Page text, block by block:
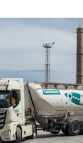
в области закупок
поставщику
и тренды
для клиентов
цементной отрасли
нас